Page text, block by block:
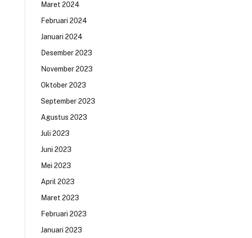
Maret 2024
Februari 2024
Januari 2024
Desember 2023
November 2023
Oktober 2023
September 2023
Agustus 2023
Juli 2023
Juni 2023
Mei 2023
April 2023
Maret 2023
Februari 2023
Januari 2023